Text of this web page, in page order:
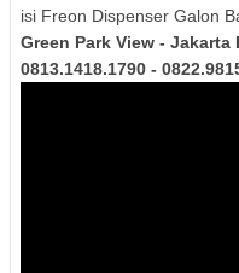
isi Freon Dispenser Galon
Green Park View - Jakarta
0813.1418.1790 -